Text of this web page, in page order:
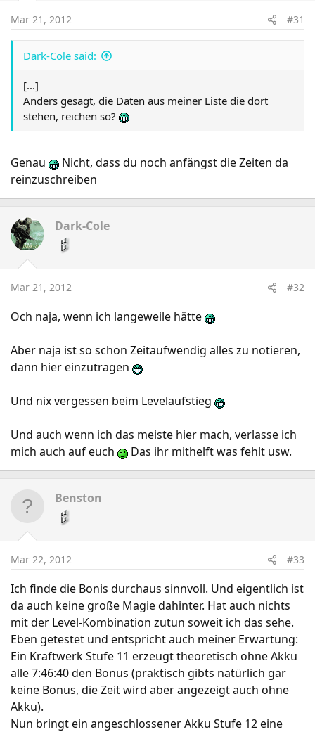
Mar 21, 2012 #31
Dark-Cole said:
[...]
Anders gesagt, die Daten aus meiner Liste die dort
stehen, reichen so?
Genau
Nicht, dass du noch anfängst die Zeiten da
reinzuschreiben
Dark-Cole
Mar 21, 2012 #32
Och naja, wenn ich langeweile hätte
Aber naja ist so schon Zeitaufwendig alles zu notieren,
dann hier einzutragen
Und nix vergessen beim Levelaufstieg
Und auch wenn ich das meiste hier mach, verlasse ich
mich auch auf euch
Das ihr mithelft was fehlt usw.
Benston
Mar 22, 2012 #33
Ich finde die Bonis durchaus sinnvoll. Und eigentlich ist
da auch keine große Magie dahinter. Hat auch nichts
mit der Level-Kombination zutun soweit ich das sehe.
Eben getestet und entspricht auch meiner Erwartung:
Ein Kraftwerk Stufe 11 erzeugt theoretisch ohne Akku
alle 7:46:40 den Bonus (praktisch gibts natürlich gar
keine Bonus, die Zeit wird aber angezeigt auch ohne
Akku).
Nun bringt ein angeschlossener Akku Stufe 12 eine